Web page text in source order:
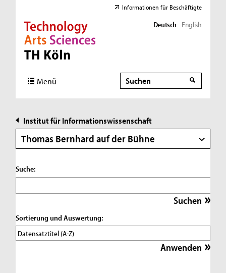
Direkt zur Hauptnavigation
Direkt zur Subnavigation
Direkt zum Inhalt
Direkt zum Fußbereich
Informationen für Beschäftigte
Deutsch English
Menü Suche
Suche
Institut für Informationswissenschaft
Thomas Bernhard auf der Bühne
Suche:
Sortierung und Auswertung: